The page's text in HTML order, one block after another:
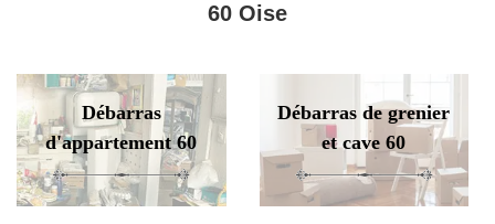
60 Oise
Débarras
d'appartement 60
Débarras de grenier
et cave 60